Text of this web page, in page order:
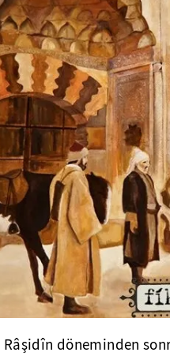
döneminden